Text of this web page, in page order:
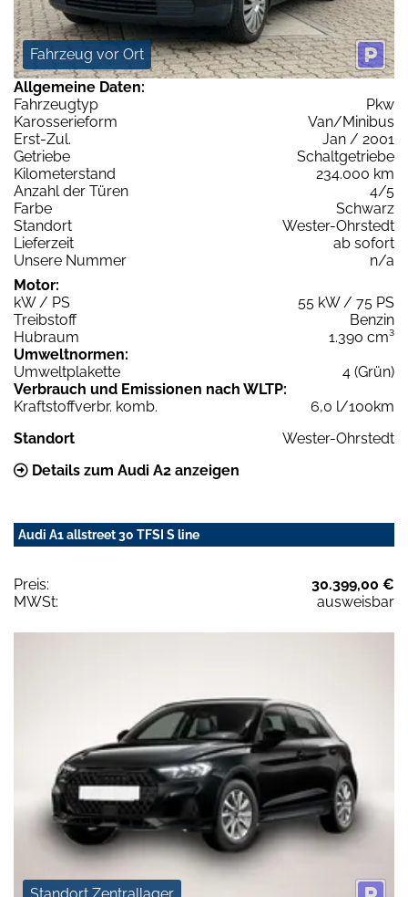
Fahrzeug vor Ort
Allgemeine Daten:
Fahrzeugtyp
Pkw
Karosserieform
Van/Minibus
Erst-Zul.
Jan / 2001
Getriebe
Schaltgetriebe
Kilometerstand
234.000 km
Anzahl der Türen
4/5
Farbe
Schwarz
Standort
Wester-Ohrstedt
Lieferzeit
ab sofort
Unsere Nummer
n/a
Motor:
kW / PS
55 kW / 75 PS
Treibstoff
Benzin
Hubraum
1.390 cm³
Umweltnormen:
Umweltplakette
4 (Grün)
Verbrauch und Emissionen nach WLTP:
Kraftstoffverbr. komb.
6,0 l/100km
Standort
Wester-Ohrstedt
Details zum Audi A2 anzeigen
Audi A1 allstreet 30 TFSI S line
Preis:
30.399,00 €
MWSt:
ausweisbar